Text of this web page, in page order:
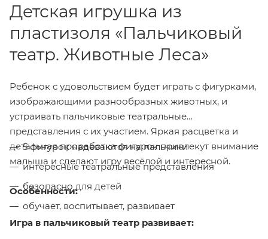
Детская игрушка из
пластизоля «Пальчиковый
театр. Животные Леса»
Ребенок с удовольствием будет играть с фигурками,
изображающими разнообразных животных, и
устраивать пальчиковые театральные
представления с их участием. Яркая расцветка и
детальная проработка фигурок привлекут внимание
малыша и сделают игру весёлой и интересной.
Особенности:
5 фигурок надеваются на пальчики
интересные театральные представления
безопасно для детей
обучает, воспитывает, развивает
Игра в пальчиковый театр развивает: